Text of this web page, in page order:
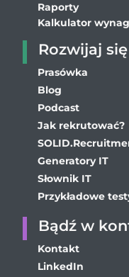
Raporty
Kalkulator
Rozwijaj się
Prasówka
Blog
Podcast
Jak rekrutować?
Generatory IT
Słownik IT
Przykładowe
Bądź w
Kontakt
LinkedIn